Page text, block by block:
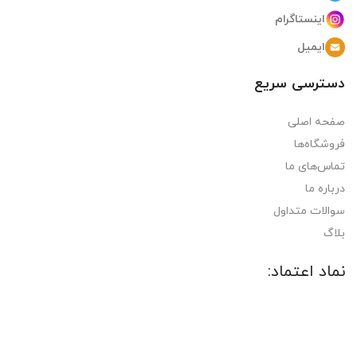
اینستاگرام
ایمیل
دسترسی سریع
صفحه اصلی
فروشگاه‌ها
تماس‌های ما
درباره ما
سوالات متداول
بلاگ
نماد اعتماد: